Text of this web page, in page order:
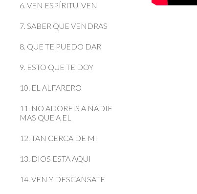
6. VEN ESPÍRITU, VEN
7. SABER QUE VENDRAS
8. QUE TE PUEDO DAR
9. ESTO QUE TE DOY
10. EL ALFARERO
11. NO ADOREIS A NADIE
MAS QUE A EL
12. TAN CERCA DE MI
13. DIOS ESTA AQUI
14. VEN Y DESCANSATE